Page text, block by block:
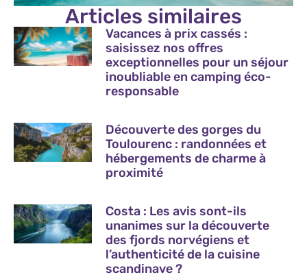
Articles similaires
Vacances à prix cassés :
saisissez nos offres
exceptionnelles pour un séjour
inoubliable en camping éco-
responsable
Découverte des gorges du
Toulourenc : randonnées et
hébergements de charme à
proximité
Costa : Les avis sont-ils
unanimes sur la découverte
des fjords norvégiens et
l’authenticité de la cuisine
scandinave ?